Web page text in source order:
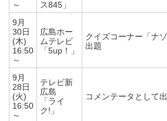
～
ス845」
9月
30日
(木)
16:50
～
広島ホー
ムテレビ
「5up！」
クイズコーナー「ナ
出題
9月
28日
(火)
16:50
～
テレビ新
広島
「ライ
ク!」
コメンテータとして